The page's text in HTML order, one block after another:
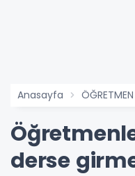
Anasayfa ÖĞRETMEN
derse